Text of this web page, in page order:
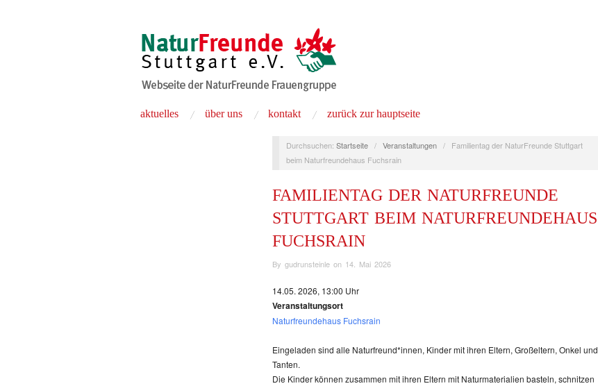
aktuelles über uns kontakt zurück zur hauptseite
Durchsuchen: Startseite / Veranstaltungen /
Familientag der NaturFreunde Stuttgart
beim Naturfreundehaus Fuchsrain
FAMILIENTAG DER NATURFREUNDE
STUTTGART BEIM NATURFREUNDEHAUS
FUCHSRAIN
By gudrunsteinle on 14. Mai 2026
14.05. 2026, 13:00 Uhr
Veranstaltungsort
Naturfreundehaus Fuchsrain
Eingeladen sind alle Naturfreund*innen, Kinder mit ihren Eltern, Großeltern, Onkel und
Tanten.
Die Kinder können zusammen mit ihren Eltern mit Naturmaterialien basteln, schnitzen